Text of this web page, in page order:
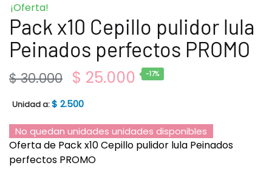
¡Oferta!
Pack x10 Cepillo pulidor lula
Peinados perfectos PROMO
$30.000 $ 25.000 -17%
Unidad a:$ 2.500
No quedan unidades unidades disponibles
Oferta de Pack x10 Cepillo pulidor lula Peinados
perfectos PROMO